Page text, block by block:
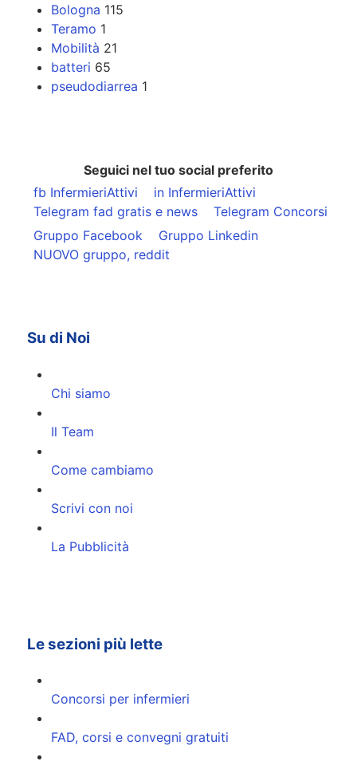
Bologna 115
Teramo 1
Mobilità 21
batteri 65
pseudodiarrea 1
Seguici nel tuo social preferito
fb InfermieriAttivi
in InfermieriAttivi
Telegram fad gratis e news
Telegram Concorsi
Gruppo Facebook
Gruppo Linkedin
NUOVO gruppo, reddit
Su di Noi
Chi siamo
Il Team
Come cambiamo
Scrivi con noi
La Pubblicità
Le sezioni più lette
Concorsi per infermieri
FAD, corsi e convegni gratuiti